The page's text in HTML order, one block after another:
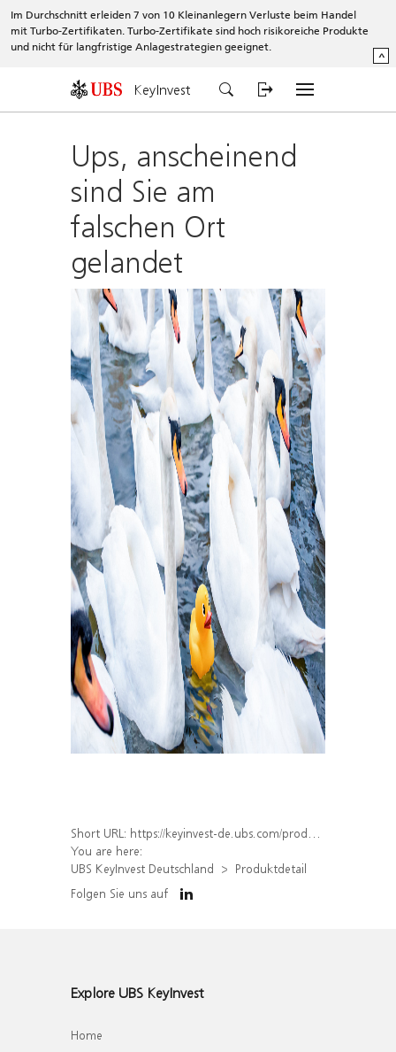
Im Durchschnitt erleiden 7 von 10 Kleinanlegern Verluste beim Handel
mit Turbo-Zertifikaten. Turbo-Zertifikate sind hoch risikoreiche Produkte
und nicht für langfristige Anlagestrategien geeignet.
^
KeyInvest
Ups, anscheinend
sind Sie am
falschen Ort
gelandet
Short URL: https://keyinvest-de.ubs.com/produkt/detail/index/isin/DE000WA7VNX7
You are here:
UBS KeyInvest Deutschland
Produktdetail
Folgen Sie uns auf
Explore UBS KeyInvest
Home